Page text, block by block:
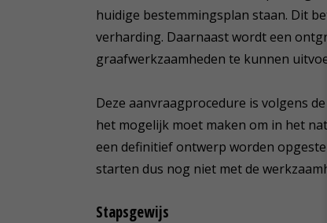
huidige bestemmingsplan staan. Dit
verharding. Daarnaast wordt een
graafwerkzaamheden te kunnen
Deze aanvraagprocedure is volgens
het mogelijk moet maken om in het
een definitief ontwerp worden
starten dus nog niet met de
Stapsgewijs